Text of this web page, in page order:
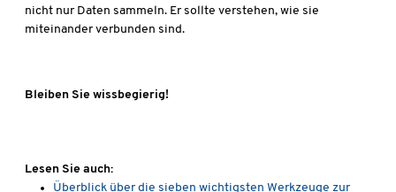
nicht nur Daten sammeln. Er sollte verstehen, wie sie
miteinander verbunden sind.
Bleiben Sie wissbegierig!
Lesen Sie auch:
Überblick über die sieben wichtigsten Werkzeuge zur